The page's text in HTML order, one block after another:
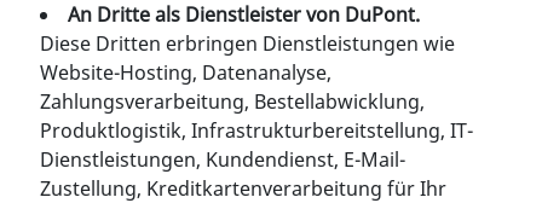
An Dritte als Dienstleister von DuPont.
Diese Dritten erbringen Dienstleistungen wie
Website-Hosting, Datenanalyse,
Zahlungsverarbeitung, Bestellabwicklung,
Produktlogistik, Infrastrukturbereitstellung, IT-
Dienstleistungen, Kundendienst, E-Mail-
Zustellung, Kreditkartenverarbeitung für Ihr